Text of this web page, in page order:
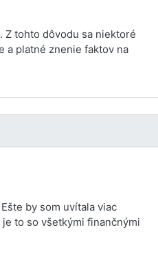
Z tohto dôvodu sa niektoré
a platné znenie faktov na
by som uvítala viac
to so všetkými finančnými